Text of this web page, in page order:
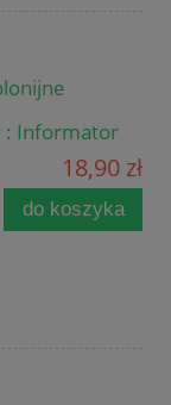
: Informator
18,90 zł
do koszyka